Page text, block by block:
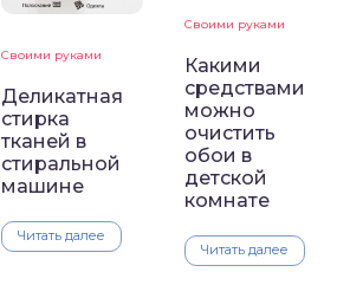
Своими руками
Деликатная
стирка
тканей в
стиральной
машине
Читать далее
Своими руками
Какими
средствами
можно
очистить
обои в
детской
комнате
Читать далее